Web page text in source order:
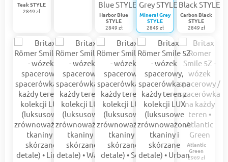
Teak STYLE
2849 zł
Harbor Blue
STYLE
2849 zł
Mineral Grey
STYLE
2849 zł
Carbon Black
STYLE
2849 zł
Atlantic
Green
2969 zł